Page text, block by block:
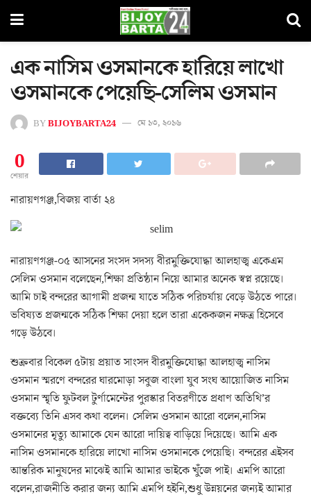
এক নাসিম ওসমানকে হারিয়ে লাখো
ওসমানকে পেয়েছি-সেলিম ওসমান
BYBIJOYBARTA24 মে ১৩, ২০১৬
0
শেয়ার
নারায়ণগঞ্জ,বিজয় বার্তা ২৪
নারায়ণগঞ্জ-০৫ আসনের সংসদ সদস্য বীরমুক্তিযোদ্ধা আলহাজ্ব একেএম
সেলিম ওসমান বলেছেন,শিক্ষা প্রতিষ্ঠান নিয়ে আমার অনেক স্বপ্ন রয়েছে।
আমি চাই বন্দরের আগামী প্রজন্ম যাতে সঠিক পরিচর্যায় বেড়ে উঠতে পারে।
ভবিষ্যত প্রজন্মকে সঠিক শিক্ষা দেয়া হলে তারা একেকজন নক্ষত্র হিসেবে
গড়ে উঠবে।
শুক্রবার বিকেল ৫টায় প্রয়াত সাংসদ বীরমুক্তিযোদ্ধা আলহাজ্ব নাসিম
ওসমান স্মরণে বন্দরের ঘারমোড়া সবুজ বাংলা যুব সংঘ আয়োজিত নাসিম
ওসমান স্মৃতি ফুটবল টুর্ণামেন্টের পুরস্কার বিতরণীতে প্রধাণ অতিথি’র
বক্তব্যে তিনি এসব কথা বলেন। সেলিম ওসমান আরো বলেন,নাসিম
ওসমানের মৃত্যু আমাকে যেন আরো দায়িত্ব বাড়িয়ে দিয়েছে। আমি এক
নাসিম ওসমানকে হারিয়ে লাখো নাসিম ওসমানকে পেয়েছি। বন্দরের এইসব
আন্তরিক মানুষদের মাঝেই আমি আমার ভাইকে খুঁজে পাই। এমপি আরো
বলেন,রাজনীতি করার জন্য আমি এমপি হইনি,শুধু উন্নয়নের জন্যই আমার